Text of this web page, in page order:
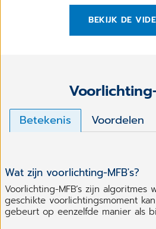
BEKIJK DE
Betekenis Voordelen
Wat zijn voorlichting-MFB's?
Voorlichting-MFB’s zijn algoritmes
geschikte voorlichtingsmoment
gebeurt op eenzelfde manier als